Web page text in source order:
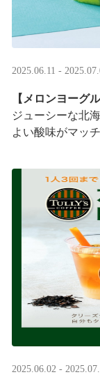
2025.06.11 -
【メロンヨーグ
ジューシーな北
よい酸味がマッ
2025.06.02 -